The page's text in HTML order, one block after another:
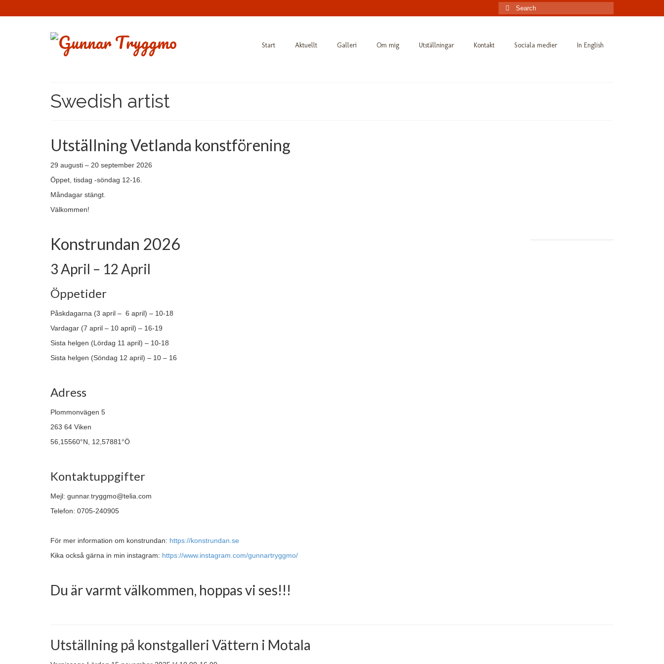
Search
for:
Start Aktuellt Galleri Om mig Utställningar Kontakt Sociala medier In English
Swedish artist
Utställning Vetlanda konstförening
29 augusti – 20 september 2026
Öppet, tisdag -söndag 12-16.
Måndagar stängt.
Välkommen!
Konstrundan 2026
3 April – 12 April
Öppetider
Påskdagarna (3 april – 6 april) – 10-18
Vardagar (7 april – 10 april) – 16-19
Sista helgen (Lördag 11 april) – 10-18
Sista helgen (Söndag 12 april) – 10 – 16
Adress
Plommonvägen 5
263 64 Viken
56,15560°N, 12,57881°Ö
Kontaktuppgifter
Mejl: gunnar.tryggmo@telia.com
Telefon: 0705-240905
För mer information om konstrundan: https://konstrundan.se
Kika också gärna in min instagram: https://www.instagram.com/gunnartryggmo/
Du är varmt välkommen, hoppas vi ses!!!
Utställning på konstgalleri Vättern i Motala